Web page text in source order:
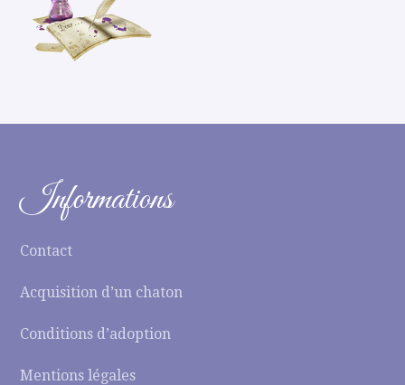
Informations
Contact
Acquisition d’un chaton
Conditions d’adoption
Mentions légales